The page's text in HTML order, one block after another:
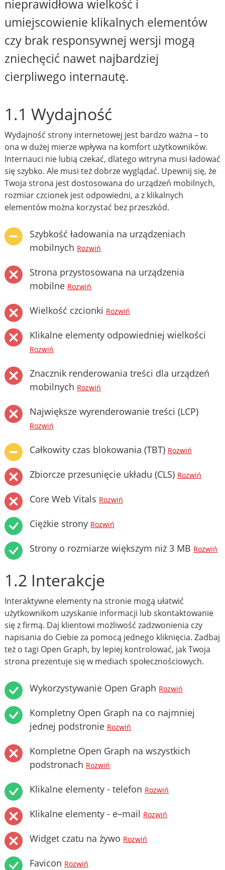
nieprawidłowa wielkość i
umiejscowienie klikalnych elementów
czy brak responsywnej wersji mogą
zniechęcić nawet najbardziej
cierpliwego internautę.
1.1 Wydajność
Wydajność strony internetowej jest bardzo ważna – to
ona w dużej mierze wpływa na komfort użytkowników.
Internauci nie lubią czekać, dlatego witryna musi ładować
się szybko. Ale musi też dobrze wyglądać. Upewnij się, że
Twoja strona jest dostosowana do urządzeń mobilnych,
rozmiar czcionek jest odpowiedni, a z klikalnych
elementów można korzystać bez przeszkód.
Szybkość ładowania na urządzeniach
mobilnych Rozwiń
Strona przystosowana na urządzenia
mobilne Rozwiń
Wielkość czcionki Rozwiń
Klikalne elementy odpowiedniej wielkości
Rozwiń
Znacznik renderowania treści dla urządzeń
mobilnych Rozwiń
Największe wyrenderowanie treści (LCP)
Rozwiń
Całkowity czas blokowania (TBT) Rozwiń
Zbiorcze przesunięcie układu (CLS) Rozwiń
Core Web Vitals Rozwiń
Ciężkie strony Rozwiń
Strony o rozmiarze większym niż 3 MB Rozwiń
1.2 Interakcje
Interaktywne elementy na stronie mogą ułatwić
użytkownikom uzyskanie informacji lub skontaktowanie
się z firmą. Daj klientowi możliwość zadzwonienia czy
napisania do Ciebie za pomocą jednego kliknięcia. Zadbaj
też o tagi Open Graph, by lepiej kontrolować, jak Twoja
strona prezentuje się w mediach społecznościowych.
Wykorzystywanie Open Graph Rozwiń
Kompletny Open Graph na co najmniej
jednej podstronie Rozwiń
Kompletne Open Graph na wszystkich
podstronach Rozwiń
Klikalne elementy - telefon Rozwiń
Klikalne elementy - e–mail Rozwiń
Widget czatu na żywo Rozwiń
Favicon Rozwiń